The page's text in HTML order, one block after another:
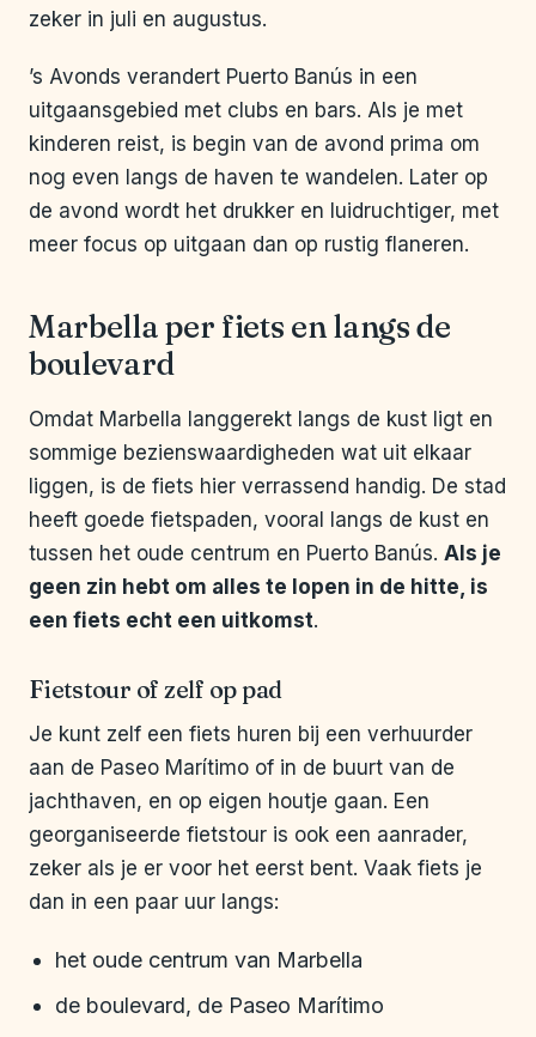
zeker in juli en augustus.
’s Avonds verandert Puerto Banús in een
uitgaansgebied met clubs en bars. Als je met
kinderen reist, is begin van de avond prima om
nog even langs de haven te wandelen. Later op
de avond wordt het drukker en luidruchtiger, met
meer focus op uitgaan dan op rustig flaneren.
Marbella per fiets en langs de
boulevard
Omdat Marbella langgerekt langs de kust ligt en
sommige bezienswaardigheden wat uit elkaar
liggen, is de fiets hier verrassend handig. De stad
heeft goede fietspaden, vooral langs de kust en
tussen het oude centrum en Puerto Banús. Als je
geen zin hebt om alles te lopen in de hitte, is
een fiets echt een uitkomst.
Fietstour of zelf op pad
Je kunt zelf een fiets huren bij een verhuurder
aan de Paseo Marítimo of in de buurt van de
jachthaven, en op eigen houtje gaan. Een
georganiseerde fietstour is ook een aanrader,
zeker als je er voor het eerst bent. Vaak fiets je
dan in een paar uur langs:
het oude centrum van Marbella
de boulevard, de Paseo Marítimo